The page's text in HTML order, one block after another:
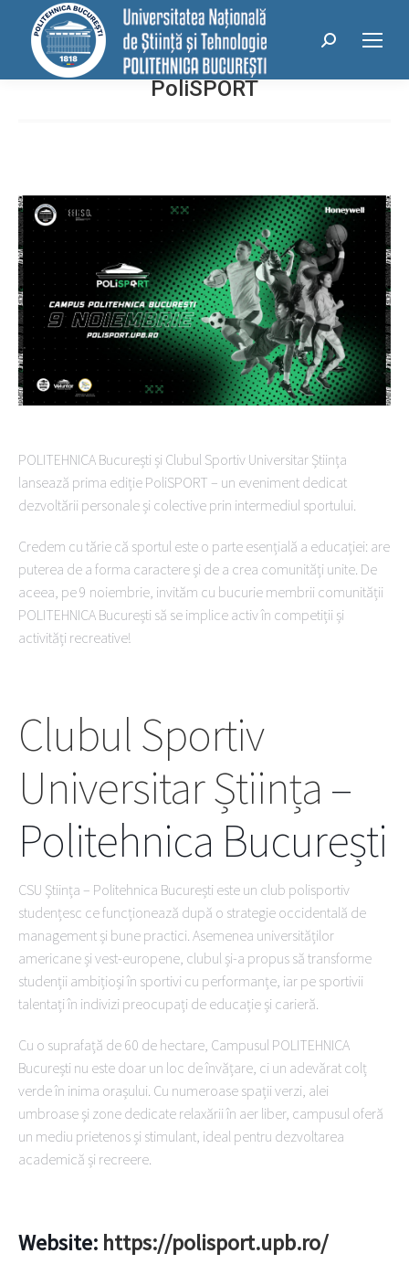
Search:
PoliSPORT
POLITEHNICA București și Clubul Sportiv Universitar Știința
lansează prima ediție PoliSPORT – un eveniment dedicat
dezvoltării personale și colective prin intermediul sportului.
Credem cu tărie că sportul este o parte esențială a educației: are
puterea de a forma caractere și de a crea comunități unite. De
aceea, pe 9 noiembrie, invităm cu bucurie membrii comunității
POLITEHNICA București să se implice activ în competiții și
activități recreative!
Clubul Sportiv
Universitar Știința –
Politehnica București
CSU Știința – Politehnica București este un club polisportiv
studențesc ce funcționează după o strategie occidentală de
management și bune practici. Asemenea universităților
americane și vest-europene, clubul și-a propus să transforme
studenții ambițioși în sportivi cu performanțe, iar pe sportivii
talentați în indivizi preocupați de educație și carieră.
Cu o suprafață de 60 de hectare, Campusul POLITEHNICA
București nu este doar un loc de învățare, ci un adevărat colț
verde în inima orașului. Cu numeroase spații verzi, alei
umbroase și zone dedicate relaxării în aer liber, campusul oferă
un mediu prietenos și stimulant, ideal pentru dezvoltarea
academică și recreere.
Website: https://polisport.upb.ro/